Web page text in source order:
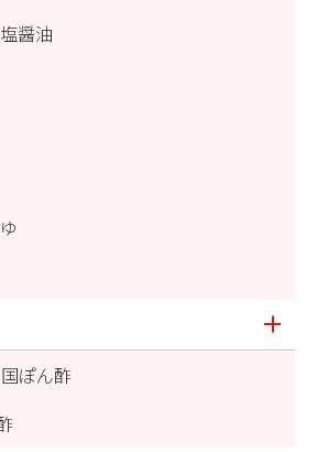
醤油
ぽん酢